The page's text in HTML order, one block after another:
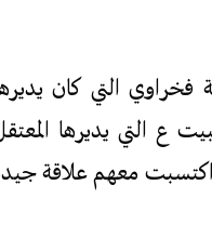
فخراوي التي كان
ع التي يديرها
معهم علاقة